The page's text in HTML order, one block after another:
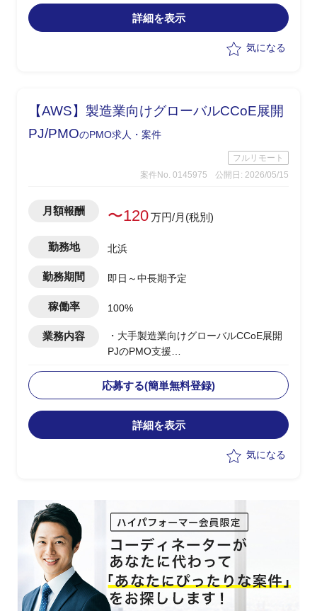
・メーカー・ベンダーへの仕様確認、見
積り依頼・確認、取りまとめ、SE積算を
詳細を表示
気になる
【AWS】製造業向けグローバルCCoE展開
PJ/PMOのPMO求人・案件
フルリモート
案件No. 0145975
公開日: 2026/05/15
月額報酬 〜120万円/月(税別)
勤務地 北浜
勤務期間 即日～中長期予定
稼働率 100%
業務内容
・大手製造業向けグローバルCCoE展開
PJのPMO支援
Global/Regional階層に定義し、アジア/
欧州/北米/中国への展開を支援
・Global CCoEメンバーとして各地域の
モニタリング/管理プロセスの設計と改
・現地IT部門との調整/折衝における日本
・日本側クラウド担当との連携、各国拠
点への展開推進
応募する(簡単無料登録)
詳細を表示
気になる